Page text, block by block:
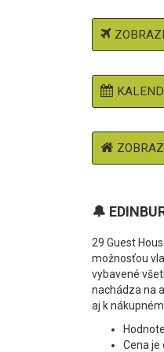
🔔
29 Guest
možnosťou
vybavené
nachádza na
aj k
Cena je